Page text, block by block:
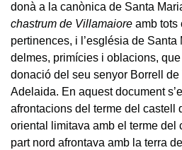
donà a la canònica de Santa
chastrum de Villamaiore amb tots
pertinences, i l’església de
delmes, primícies i oblacions,
donació del seu senyor Borrell
Adelaida. En aquest document
afrontacions del terme del castell
oriental limitava amb el terme del
part nord afrontava amb la terra de